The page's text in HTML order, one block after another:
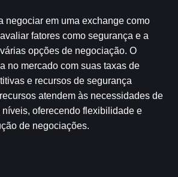
negociar em uma exchange como
fatores como segurança e a
opções de negociação. O
no mercado com suas taxas de
e recursos de segurança
atendem às necessidades de
níveis, oferecendo flexibilidade e
de negociações.